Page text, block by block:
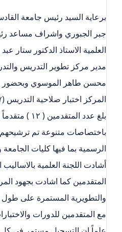
برعاية السيد رئيس جامعة
جبر الجبوري واشراف مساعد
العلمية الاستاذ الدكتور ستار
مدير مركز تطوير التدريس
محسن طاهر الموسوي وبحضور
المركز اختبار صلاحية التدريس (٦٧ )للمتقدمين.
بلغ عدد
باختصاصات متنوعة تم
الرسمية بما فيها كليات
أشادت اللجنة العلمية بالاساليب
المتقدمين كما اشادت بجهود
والتطويرية المستمرة على طول
مع المتقدمين للدورات